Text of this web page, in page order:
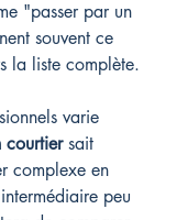
"passer par un
souvent ce
la liste complète.
varie
courtier sait
complexe en
peu